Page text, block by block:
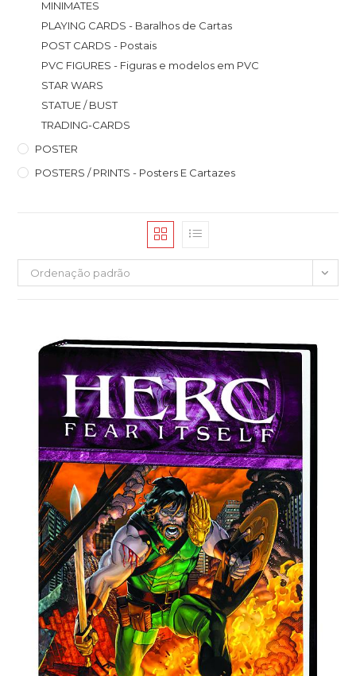
MINIMATES
PLAYING CARDS - Baralhos de Cartas
POST CARDS - Postais
PVC FIGURES - Figuras e modelos em PVC
STAR WARS
STATUE / BUST
TRADING-CARDS
POSTER
POSTERS / PRINTS - Posters E Cartazes
Ordenação padrão